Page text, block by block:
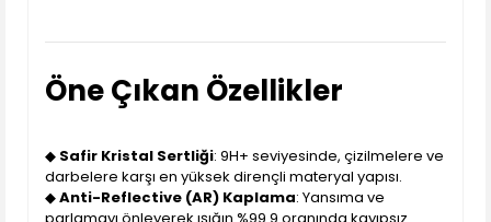
Öne Çıkan Özellikler
◆ Safir Kristal Sertliği: 9H+ seviyesinde, çizilmelere ve
darbelere karşı en yüksek dirençli materyal yapısı.
◆Anti-Reflective (AR) Kaplama: Yansıma ve